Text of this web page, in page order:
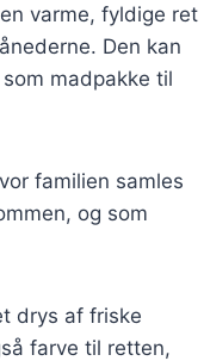
varme, fyldige ret
Den kan
madpakke til
familien samles
og som
drys af friske
farve til retten,